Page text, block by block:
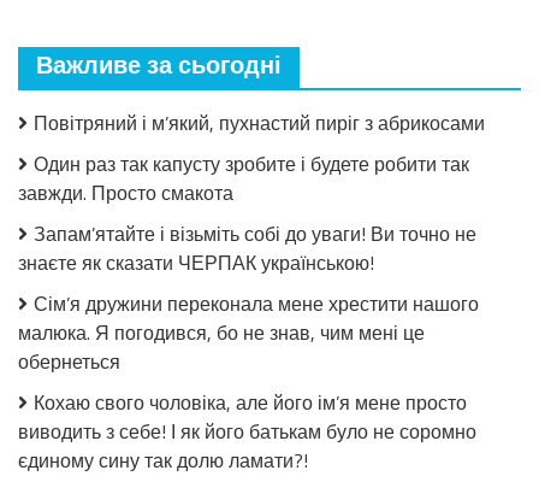
Салат
огірків
томатній
стерилізації!
Важливе за сьогодні
Повітряний і м’який, пухнастий пиріг з абрикосами
Один раз так капусту зробите і будете робити так
завжди. Просто смакота
Запам’ятайте і візьміть собі до уваги! Ви точно не
знаєте як сказати ЧЕРПАК українською!
Сім’я дружини переконала мене хрестити нашого
малюка. Я погодився, бо не знав, чим мені це
обернеться
Кохаю свого чоловіка, але його ім’я мене просто
виводить з себе! І як його батькам було не соромно
єдиному сину так долю ламати?!